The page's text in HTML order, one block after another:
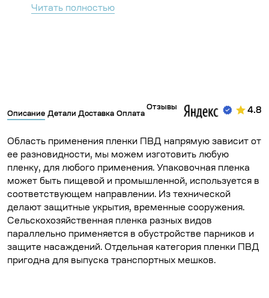
шт; Геотекстиль...
Описание Детали Доставка Оплата
Отзывы 4.8
Область применения пленки ПВД напрямую зависит от
ее разновидности, мы можем изготовить любую
пленку, для любого применения. Упаковочная пленка
может быть пищевой и промышленной, используется в
соответствующем направлении. Из технической
делают защитные укрытия, временные сооружения.
Сельскохозяйственная пленка разных видов
параллельно применяется в обустройстве парников и
защите насаждений. Отдельная категория пленки ПВД
пригодна для выпуска транспортных мешков.